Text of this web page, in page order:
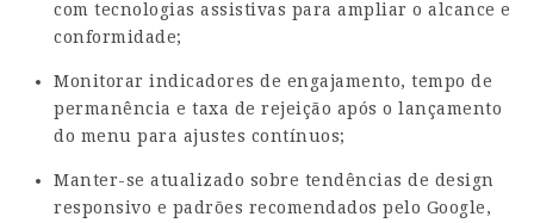
com tecnologias assistivas para ampliar o alcance e
conformidade;
Monitorar indicadores de engajamento, tempo de
permanência e taxa de rejeição após o lançamento
do menu para ajustes contínuos;
Manter-se atualizado sobre tendências de design
responsivo e padrões recomendados pelo Google,